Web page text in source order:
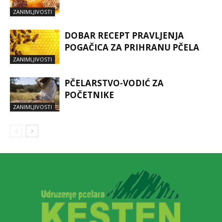
ZANIMLJIVOSTI
ZANIMLJIVOSTI
DOBAR RECEPT PRAVLJENJA
POGAČICA ZA PRIHRANU PČELA
ZANIMLJIVOSTI
PČELARSTVO-VODIĆ ZA
POČETNIKE